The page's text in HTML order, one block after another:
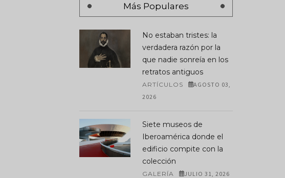
Más Populares
No estaban tristes: la
verdadera razón por la
que nadie sonreía en los
retratos antiguos
ARTÍCULOS
AGOSTO 03,
2026
Siete museos de
Iberoamérica donde el
edificio compite con la
colección
GALERÍA JULIO 31, 2026